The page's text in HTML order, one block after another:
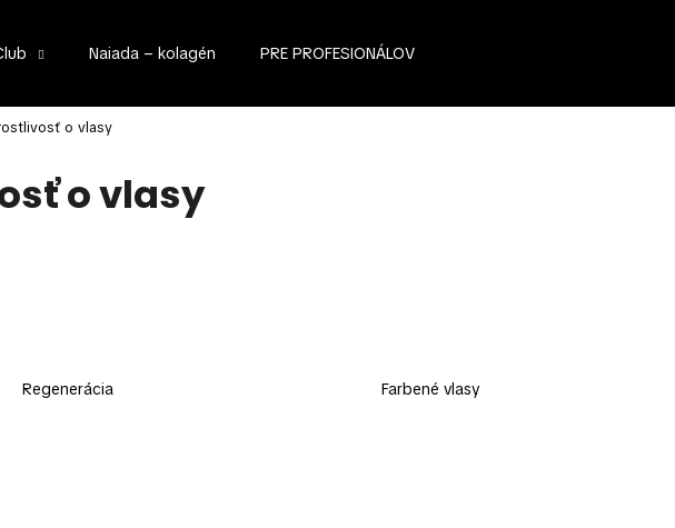
Naiada – kolagén PRE PROFESIONÁLOV
o vlasy
o vlasy
Regenerácia Farbené vlasy
Čo potrebujete nájsť?